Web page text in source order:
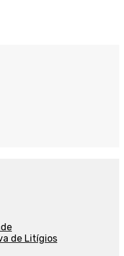
de Litígios